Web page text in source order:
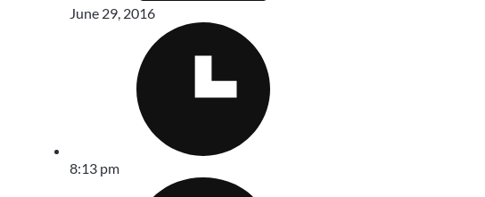
June 29, 2016
8:13 pm